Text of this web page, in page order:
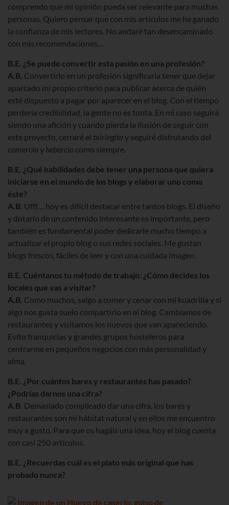
comprendo que mi opinión pueda ser relevante para muchas
personas. Quiero pensar que con mis artículos me he ganado
la confianza de mis lectores. No andaré tan desencaminado
con mis recomendaciones…
B.E. ¿Se puede convertir esta pasión en una profesión?
A.B. Convertirlo en un profesión significaría tener que dejar
aparcado mi propio criterio para publicar acerca de quién
esté dispuesto a pagar por aparecer en el blog. Con el tiempo
perdería credibilidad, la gente no es tonta. En mi caso seguirá
siendo una afición y cuando pierda la ilusión de seguir con
este proyecto, cerraré el txiringito y seguiré disfrutando del
comercio y bebercio como siempre.
B.E. ¿Qué habilidades debe tener una persona que quiera
iniciarse en el mundo de los blogs y elaborar uno como
éste?
A.B. Ufff… hoy es difícil destacar entre tantos blogs. El diseño
y dotarlo de un contenido interesante es importante, pero
también es fundamental poder dedicarle mucho tiempo a
actualizar el propio blog o sus redes sociales. Me gustan
blogs frescos, fáciles de leer y con una cuidada imagen.
B.E. Cuéntanos tu método de trabajo: ¿Cómo decides los
locales que vas a visitar?
A.B. Como muchos, salgo a comer y cenar con mi kuadrilla y si
algo nos gusta suelo compartirlo en el blog. Cambiamos de
restaurantes y visitamos los nuevos que van apareciendo.
Evito franquicias y grandes grupos hosteleros para
centrarme en pequeños negocios con más personalidad y
alma.
B.E. ¿Por cuántos bares y restaurantes has pasado?
¿Podrías darnos una cifra?
A.B. Demasiado complicado dar una cifra, los bares y
restaurantes son mi hábitat natural y en ellos me encuentro
muy a gusto. Para que os hagáis una idea, hoy el blog cuenta
con casi 250 artículos.
B.E. ¿Recuerdas cuál es el plato más original que has
probado nunca?